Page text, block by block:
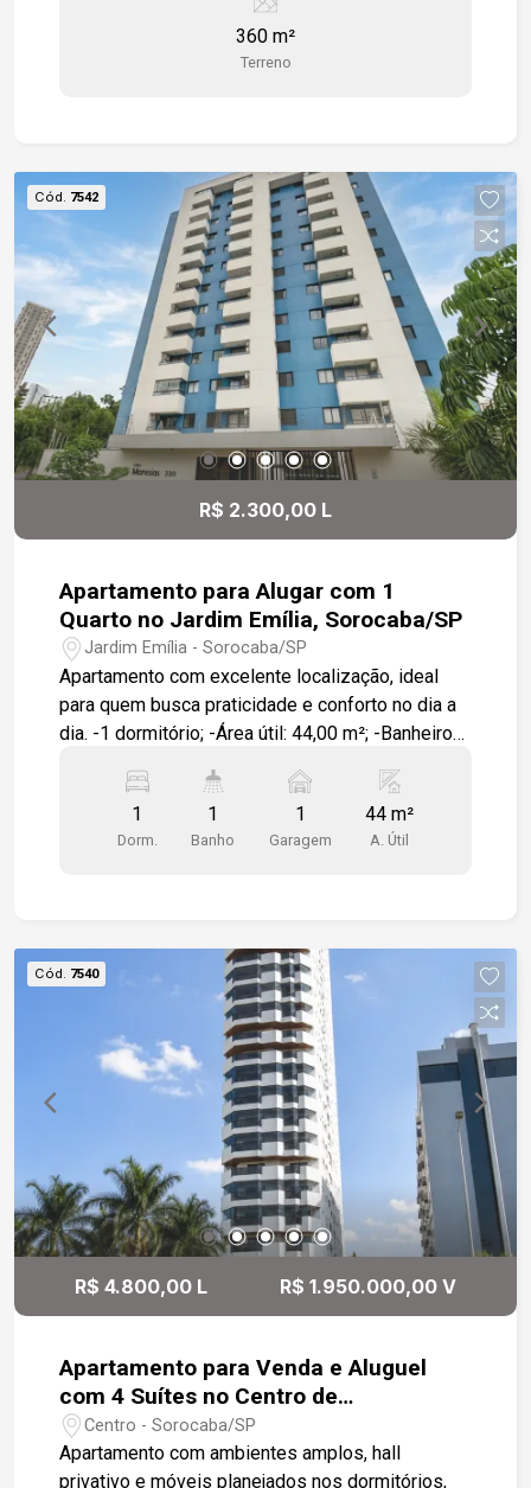
Avenida Barão de Tatuí -A 9 minutos do Shopping
360 m²
Terreno
Cód. 7542
R$ 2.300,00 L
Apartamento para Alugar com 1
Quarto no Jardim Emília, Sorocaba/SP
Jardim Emília - Sorocaba/SP
Apartamento com excelente localização, ideal
para quem busca praticidade e conforto no dia a
dia. -1 dormitório; -Área útil: 44,00 m²; -Banheiro
Banheiro com móveis planejados; -Geladeira na
cozinha; -1 vaga de garagem. Localização: -
Próximo ao BOS; -Próximo à Faculdade de
Sorocaba, com fácil acesso a serviços, educação
e lazer.
1
Dorm.
1
Banho
1
Garagem
44 m²
A. Útil
Cód. 7540
R$ 4.800,00 L R$ 1.950.000,00 V
Apartamento para Venda e Aluguel
com 4 Suítes no Centro de
Sorocaba/SP
Centro - Sorocaba/SP
Apartamento com ambientes amplos, hall
privativo e móveis planejados nos dormitórios,